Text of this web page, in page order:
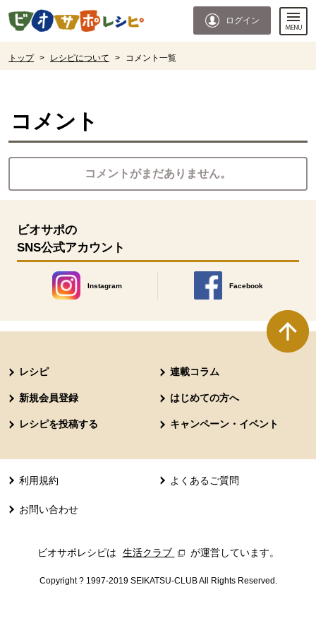
ページの先頭です。
ログイン
トップ > レシピについて > コメント一覧
コメント
コメントがまだありません。
ビオサポの
SNS公式アカウント
Instagram
別のウィンドウで開きます。
Facebook
別のウィンドウで開きます
レシピ 連載コラム
新規会員登録 はじめての方へ
レシピを投稿する キャンペーン・イベント
利用規約 よくあるご質問
お問い合わせ
ビオサポレシピは 生活クラブ 別のウィンドウで開きます。
が運営しています。
Copyright ? 1997-2019 SEIKATSU-CLUB All Rights Reserved.